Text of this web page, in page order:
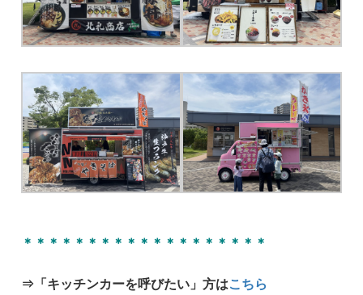
＊＊＊＊＊＊＊＊＊＊＊＊＊＊＊＊＊＊＊
⇒「キッチンカーを呼びたい」方はこちら